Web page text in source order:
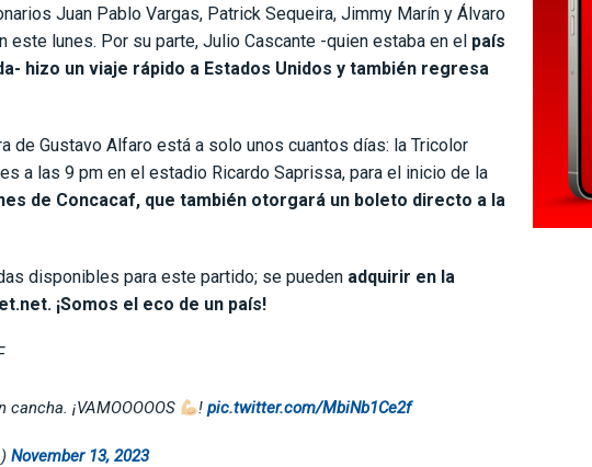
Juan Pablo Vargas, Patrick Sequeira, Jimmy Marín y Álvaro
este lunes. Por su parte, Julio Cascante -quien estaba en el país
hizo un viaje rápido a Estados Unidos y también regresa
de Gustavo Alfaro está a solo unos cuantos días: la Tricolor
a las 9 pm en el estadio Ricardo Saprissa, para el inicio de la
de Concacaf, que también otorgará un boleto directo a la
disponibles para este partido; se pueden adquirir en la
¡Somos el eco de un país!
cancha. ¡VAMOOOOOS !pic.twitter.com/MbiNb1Ce2f
November 13, 2023